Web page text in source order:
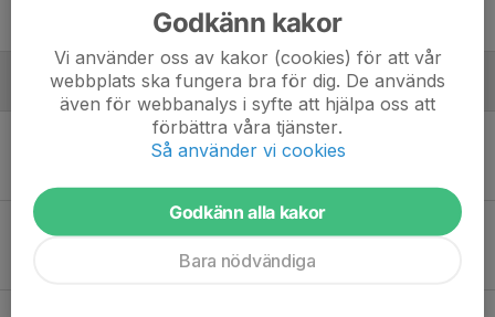
December
Hammarby IF HF - IK Bolton 2
Skärholmshallen
Sön 3
Årsta AIK HF 1 - Hammarby IF HF
Godkänn kakor
Vi använder oss av kakor (cookies) för att vår
webbplats ska fungera bra för dig. De används
även för webbanalys i syfte att hjälpa oss att
förbättra våra tjänster.
Så använder vi cookies
Godkänn alla kakor
Bara nödvändiga